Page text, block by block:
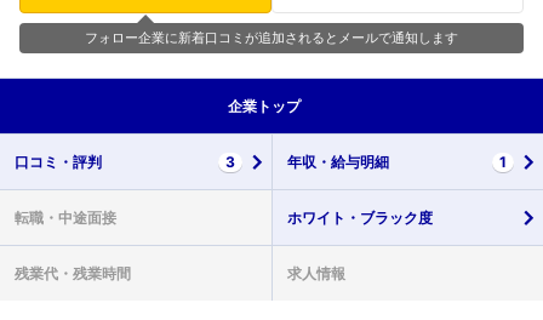
フォロー企業に新着口コミが追加されるとメールで通知します
企業 トップ
口コミ・ 評判 3 年収・ 給与明細 1
転職・ 中途面接 ホワイト・ ブラック度
残業代・ 残業時間 求人情報